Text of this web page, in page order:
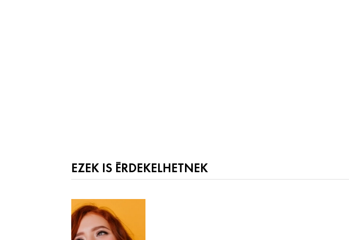
EZEK IS ÉRDEKELHETNEK